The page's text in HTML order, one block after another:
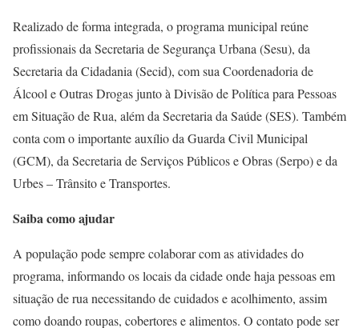
Realizado de forma integrada, o programa municipal reúne
profissionais da Secretaria de Segurança Urbana (Sesu), da
Secretaria da Cidadania (Secid), com sua Coordenadoria de
Álcool e Outras Drogas junto à Divisão de Política para Pessoas
em Situação de Rua, além da Secretaria da Saúde (SES). Também
conta com o importante auxílio da Guarda Civil Municipal
(GCM), da Secretaria de Serviços Públicos e Obras (Serpo) e da
Urbes – Trânsito e Transportes.
Saiba como ajudar
A população pode sempre colaborar com as atividades do
programa, informando os locais da cidade onde haja pessoas em
situação de rua necessitando de cuidados e acolhimento, assim
como doando roupas, cobertores e alimentos. O contato pode ser